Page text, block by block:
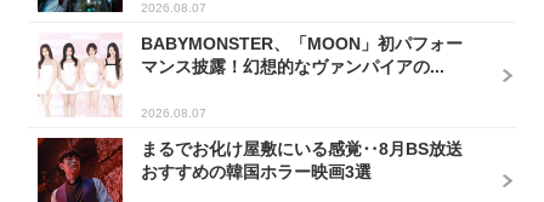
2026.08.07
BABYMONSTER、「MOON」初パフォー
マンス披露！幻想的なヴァンパイアの...
2026.08.07
まるでお化け屋敷にいる感覚‥8月BS放送
おすすめの韓国ホラー映画3選